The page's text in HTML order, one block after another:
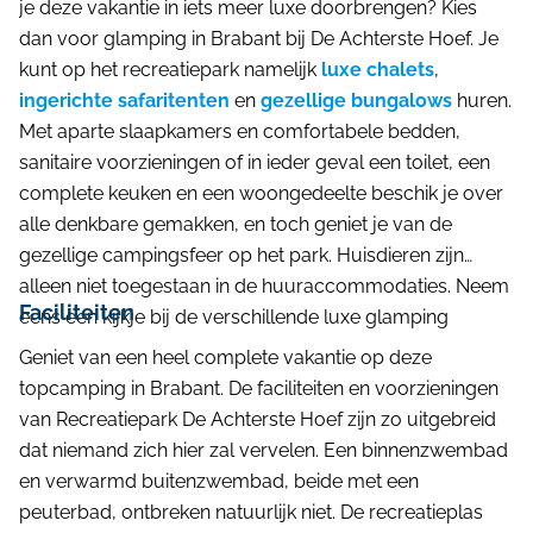
je deze vakantie in iets meer luxe doorbrengen? Kies
dan voor glamping in Brabant bij De Achterste Hoef. Je
kunt op het recreatiepark namelijk luxe chalets,
ingerichte safaritenten en gezellige bungalows huren.
Met aparte slaapkamers en comfortabele bedden,
sanitaire voorzieningen of in ieder geval een toilet, een
complete keuken en een woongedeelte beschik je over
alle denkbare gemakken, en toch geniet je van de
gezellige campingsfeer op het park. Huisdieren zijn
alleen niet toegestaan in de huuraccommodaties. Neem
eens een kijkje bij de verschillende luxe glamping
Faciliteiten
Geniet van een heel complete vakantie op deze
topcamping in Brabant. De faciliteiten en voorzieningen
van Recreatiepark De Achterste Hoef zijn zo uitgebreid
dat niemand zich hier zal vervelen. Een binnenzwembad
en verwarmd buitenzwembad, beide met een
peuterbad, ontbreken natuurlijk niet. De recreatieplas